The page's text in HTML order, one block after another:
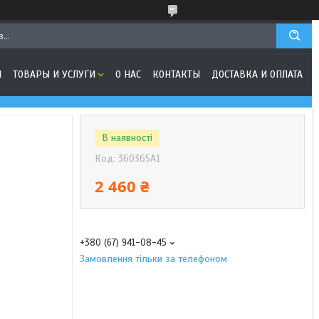
ТОВАРЫ И УСЛУГИ О НАС КОНТАКТЫ ДОСТАВКА И ОПЛАТА
В наявності
Код: 360365A1
2 460 ₴
+380 (67) 941-08-45
Замовлення тільки за телефоном